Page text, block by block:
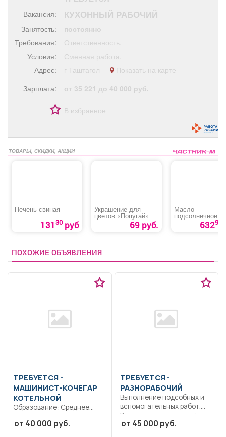
Поздравления
Вакансия: КУХОННЫЙ РАБОЧИЙ
Занятость:
постоянно
Требования:
Ответственность.
Условия:
Сменная работа.
Адрес:
г Таштагол
Показать на карте
Зарплата:
от 35 221 до 40 000 руб.
В избранное
ТОВАРЫ, СКИДКИ, АКЦИИ
Печень свиная
13130руб
Украшение для
цветов «Попугай»
69 руб.
Масло
подсолнечное
рафинированное
63290
ПОХОЖИЕ ОБЪЯВЛЕНИЯ
ТРЕБУЕТСЯ -
МАШИНИСТ-КОЧЕГАР
КОТЕЛЬНОЙ
Образование: Среднее
образование.. Обеспечение
от 40 000 руб.
ТРЕБУЕТСЯ -
РАЗНОРАБОЧИЙ
Выполнение подсобных и
вспомогательных работ.
Выполнение поручений,
распоряжений, указаний...
от 45 000 руб.